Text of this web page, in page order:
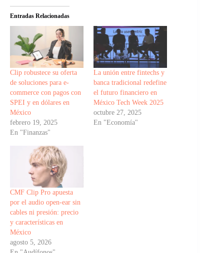
Entradas Relacionadas
Clip robustece su oferta
de soluciones para e-
commerce con pagos con
SPEI y en dólares en
México
febrero 19, 2025
En "Finanzas"
La unión entre fintechs y
banca tradicional redefine
el futuro financiero en
México Tech Week 2025
octubre 27, 2025
En "Economía"
CMF Clip Pro apuesta
por el audio open-ear sin
cables ni presión: precio
y características en
México
agosto 5, 2026